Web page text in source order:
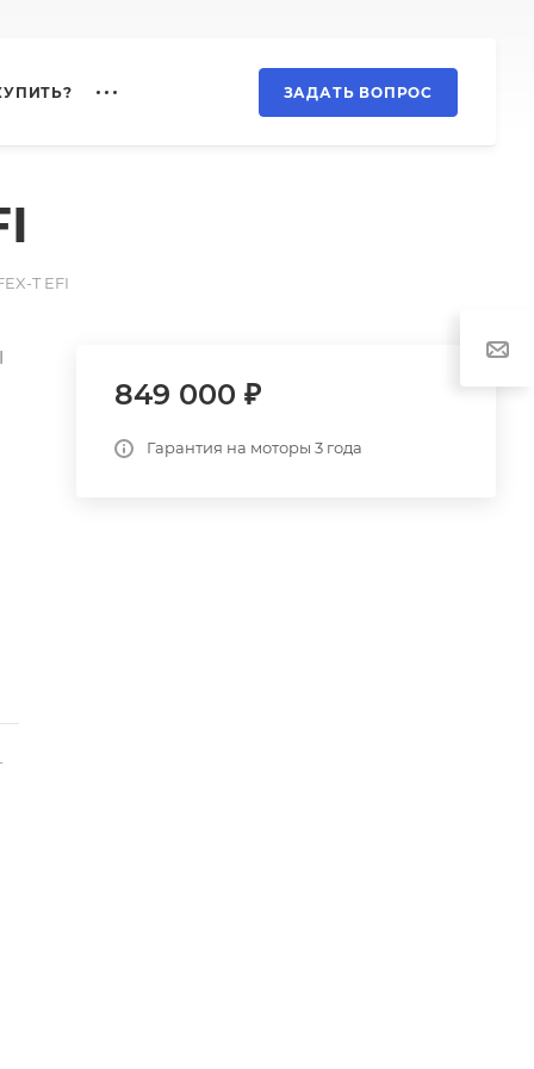
ЗАДАТЬ ВОПРОС
T EFI
849 000 ₽
Гарантия на моторы 3 года